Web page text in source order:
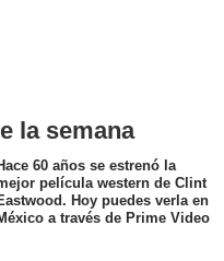
la semana
60 años se estrenó la
película western de Clint
Hoy puedes verla en
a través de Prime Video